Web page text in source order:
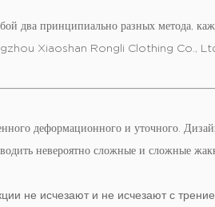
два принципиально разных метода,
Xiaoshan Rongli Clothing Co.,
деформационного и уточного.
невероятно сложные и сложные
не исчезают и не исчезают с